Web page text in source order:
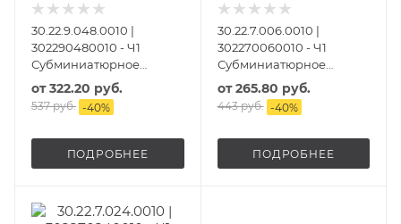
30.22.9.048.0010 |
302290480010 - Ч1
Субминиатюрное
электромеханическое
двухрядное реле
от322.20 руб.
537 руб. -40%
ПОДРОБНЕЕ
30.22.7.006.0010 |
302270060010 - Ч1
Субминиатюрное
электромеханическое
двухрядное реле
от265.80 руб.
443 руб. -40%
ПОДРОБНЕЕ